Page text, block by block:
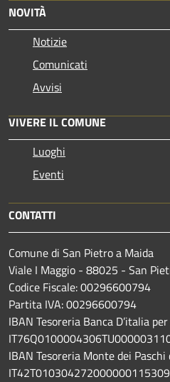
NOVITÀ
Notizie
Comunicati
Avvisi
VIVERE IL COMUNE
Luoghi
Eventi
CONTATTI
Comune di San Pietro a Maida
Viale I Maggio - 88025 - San
Codice Fiscale: 00296600794
Partita IVA: 00296600794
IBAN Tesoreria Banca D’italia
IBAN Tesoreria Monte dei Paschi